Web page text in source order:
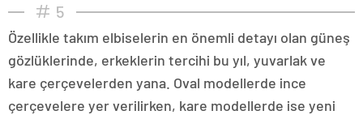
5
Özellikle takım elbiselerin en önemli detayı olan güneş
gözlüklerinde, erkeklerin tercihi bu yıl, yuvarlak ve
kare çerçevelerden yana. Oval modellerde ince
çerçevelere yer verilirken, kare modellerde ise yeni